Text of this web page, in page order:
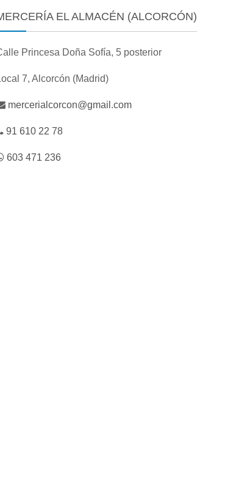
EL ALMACÉN (ALCORCÓN)
Princesa Doña Sofía, 5 posterior
7, Alcorcón (Madrid)
mercerialcorcon@gmail.com
91 610 22 78
603 471 236